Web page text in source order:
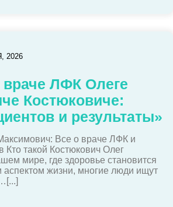
2026
ЛФК Олеге
Костюковиче:
и результаты»
Все о враче ЛФК и
Кто такой Костюкович Олег
мире, где здоровье становится
жизни, многие люди ищут